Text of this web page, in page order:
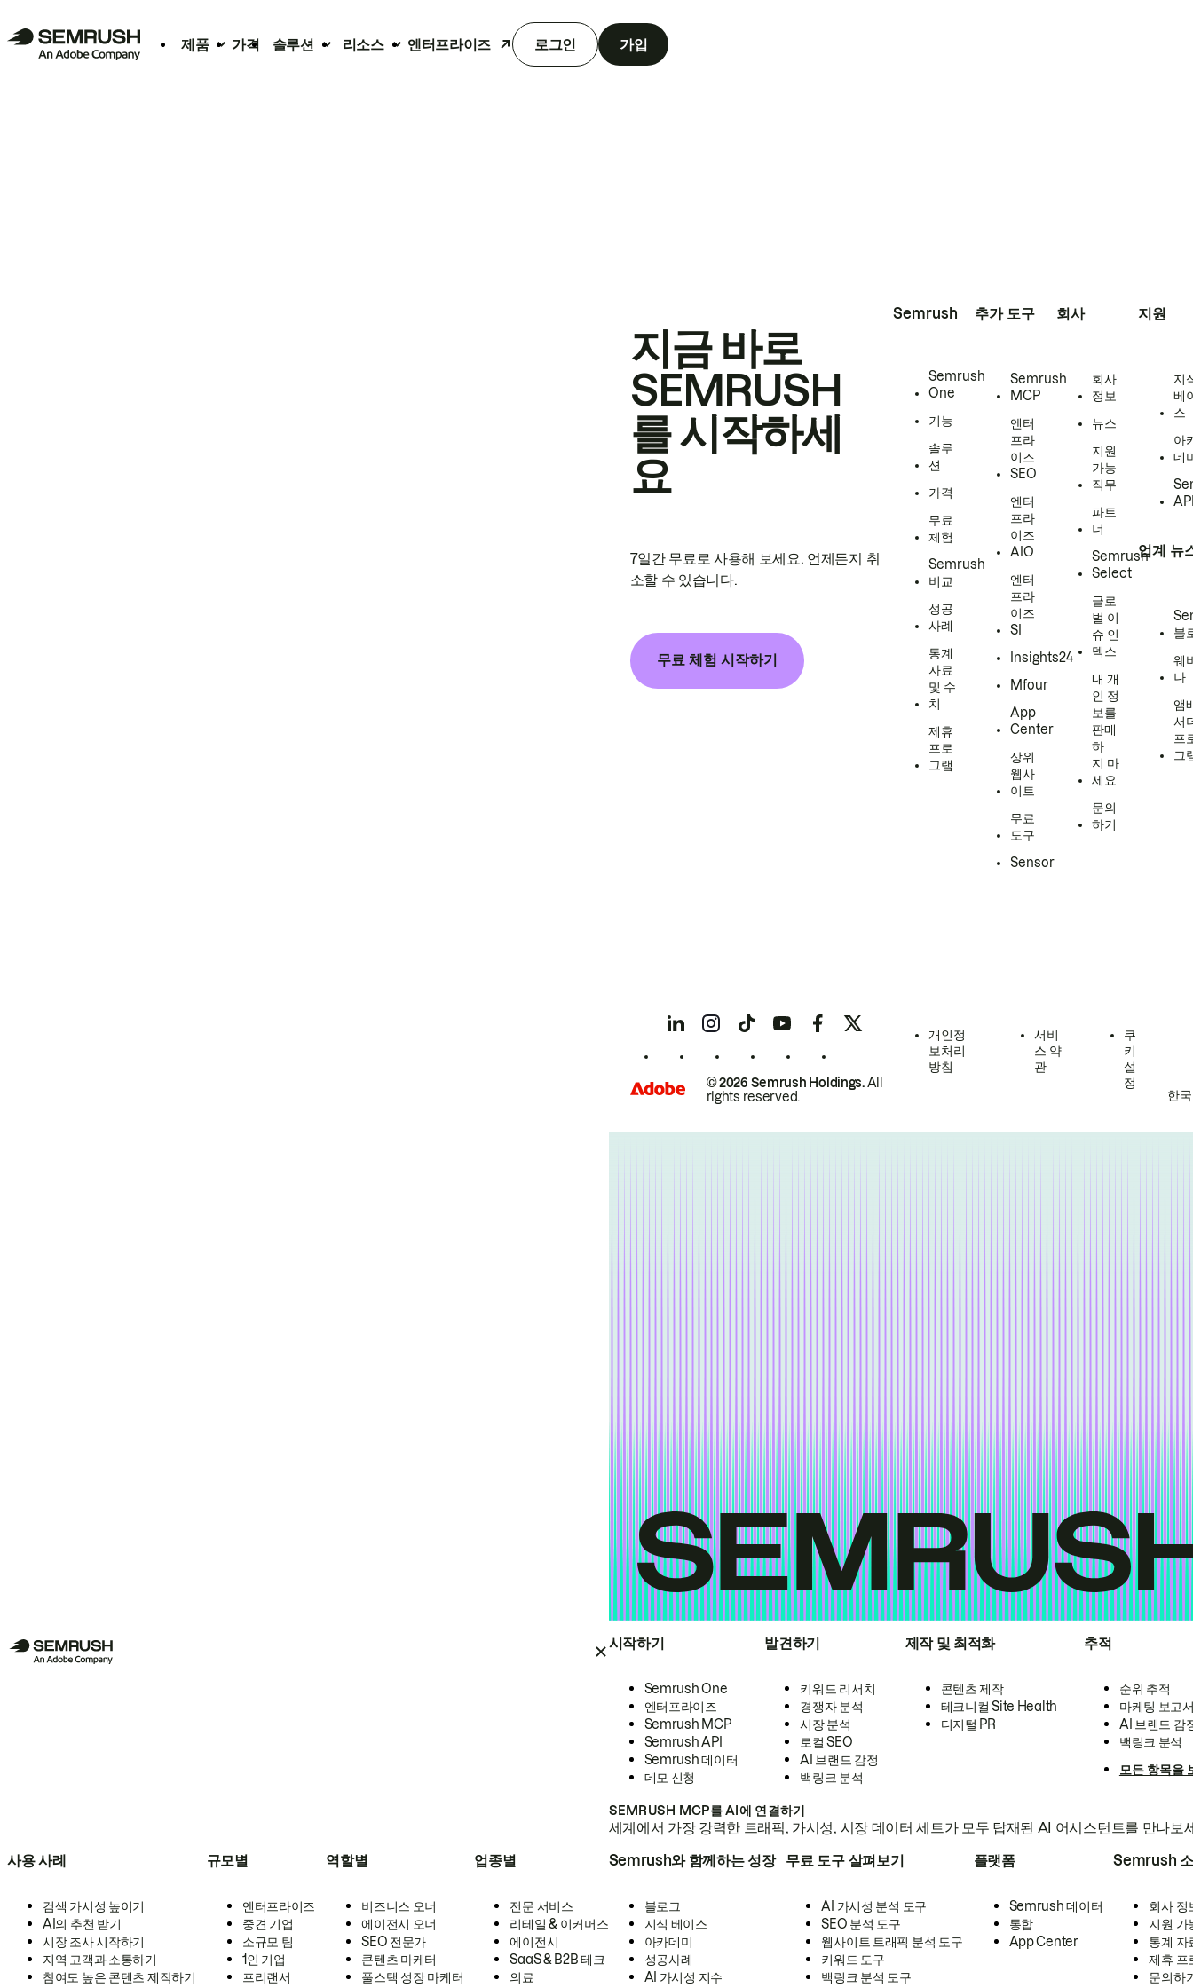
제품 가격 솔루션 리소스 엔터프라이즈 로그인 가입
시작하기
Semrush One
엔터프라이즈
Semrush MCP
Semrush API
Semrush 데이터
데모 신청
발견하기
키워드 리서치
경쟁자 분석
시장 분석
로컬 SEO
AI 브랜드 감정
백링크 분석
제작 및 최적화
콘텐츠 제작
테크니컬 Site Health
디지털 PR
추적
순위 추적
마케팅 보고
AI 브랜드 감
백링크 분석
모든 항목을
SEMRUSH MCP를 AI에 연결하기
세계에서 가장 강력한 트래픽, 가시성, 시장 데이터 세트가 모두 탑재된 AI 어시스턴트를 만나보
사용 사례
검색 가시성 높이기
AI의 추천 받기
시장 조사 시작하기
지역 고객과 소통하기
참여도 높은 콘텐츠 제작하기
규모별
엔터프라이즈
중견 기업
소규모 팀
1인 기업
프리랜서
역할별
비즈니스 오너
에이전시 오너
SEO 전문가
콘텐츠 마케터
풀스택 성장 마케터
업종별
전문 서비스
리테일 & 이커머스
에이전시
SaaS & B2B 테크
의료
Semrush와 함께하는 성장
블로그
지식 베이스
아카데미
성공사례
AI 가시성 지수
무료 도구 살펴보기
AI 가시성 분석 도구
SEO 분석 도구
웹사이트 트래픽 분석 도구
키워드 도구
백링크 분석 도구
플랫폼
Semrush 데이터
통합
App Center
Semrush
회사 정
지원 가
통계 자
제휴 프
문의하
지금 바로
SEMRUSH
를 시작하세
요
7일간 무료로 사용해 보세요. 언제든지 취
소할 수 있습니다.
무료 체험 시작하기
Semrush
Semrush
One
기능
솔루
션
가격
무료
체험
Semrush
비교
성공
사례
통계
자료
및 수
치
제휴
프로
그램
추가 도구
Semrush
MCP
엔터
프라
이즈
SEO
엔터
프라
이즈
AIO
엔터
프라
이즈
SI
Insights24
Mfour
App
Center
상위
웹사
이트
무료
도구
Sensor
회사
회사
정보
뉴스
지원
가능
직무
파트
너
Semrush
Select
글로
벌 이
슈 인
덱스
내 개
인 정
보를
판매
하
지 마
세요
문의
하기
지원
지
베
스
아
데
업계 뉴
블
웨
나
앰
서
프
그
© 2026 Semrush Holdings.All
rights reserved.
개인정
보처리
방침
서비
스 약
관
쿠
키
설
정
한